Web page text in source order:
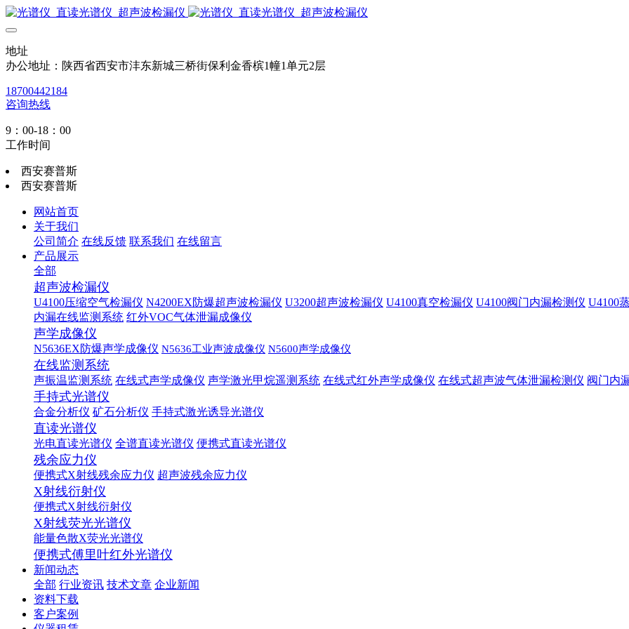
地址
办公地址：陕西省西安市沣东新城三桥街保利金香槟1幢1单元2层
18700442184
咨询热线
9：00-18：00
工作时间
西安赛普斯
西安赛普斯
网站首页
关于我们
公司简介 在线反馈 联系我们 在线留言
产品展示
全部
超声波检漏仪
U4100压缩空气检漏仪 N4200EX防爆超声波检漏仪 U3200超声波检漏仪 U4100真空检漏仪 U4100阀门内漏检测仪 U4100
内漏在线监测系统 红外VOC气体泄漏成像仪
声学成像仪
N5636EX防爆声学成像仪 N5636工业声波成像仪 N5600声学成像仪
在线监测系统
声振温监测系统 在线式声学成像仪 声学激光甲烷遥测系统 在线式红外声学成像仪 在线式超声波气体泄漏检测仪 阀门内
手持式光谱仪
合金分析仪 矿石分析仪 手持式激光诱导光谱仪
直读光谱仪
光电直读光谱仪 全谱直读光谱仪 便携式直读光谱仪
残余应力仪
便携式X射线残余应力仪 超声波残余应力仪
X射线衍射仪
便携式X射线衍射仪
X射线荧光光谱仪
能量色散X荧光光谱仪
便携式傅里叶红外光谱仪
新闻动态
全部 行业资讯 技术文章 企业新闻
资料下载
客户案例